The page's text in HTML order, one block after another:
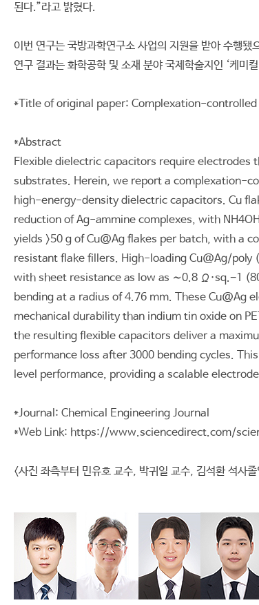
된다.”라고 밝혔다.
이번 연구는 국방과학연구소 사업의 지원을 받아 수행
연구 결과는 화학공학 및 소재 분야 국제학술지인 ‘케
*Title of original paper: Complexation-
*Abstract
Flexible dielectric capacitors require
substrates. Herein, we report a complexation-
high-energy-density dielectric capacitors. Cu
reduction of Ag-ammine complexes, with
yields >50 g of Cu@Ag flakes per batch, with a
resistant flake fillers. High-loading Cu@Ag/
with sheet resistance as low as ∼0.8 Ω·sq.−1
bending at a radius of 4.76 mm. These Cu@Ag
mechanical durability than indium tin oxide on
the resulting flexible capacitors deliver a
performance loss after 3000 bending cycles.
level performance, providing a scalable
*Journal: Chemical Engineering Journal
*Web Link: https://www.sciencedirect.com/
<사진 좌측부터 민유호 교수, 박귀일 교수, 김석환 석사